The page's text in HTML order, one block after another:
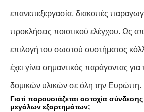
επανεπεξεργασία, διακοπές
προκλήσεις ποιοτικού ελέγχου. Ως
επιλογή του σωστού συστήματος
έχει γίνει σημαντικός παράγοντας
δομικών υλικών σε όλη την Ευρώπη.
Γιατί παρουσιάζεται αστοχία
μεγάλων εξαρτημάτων;